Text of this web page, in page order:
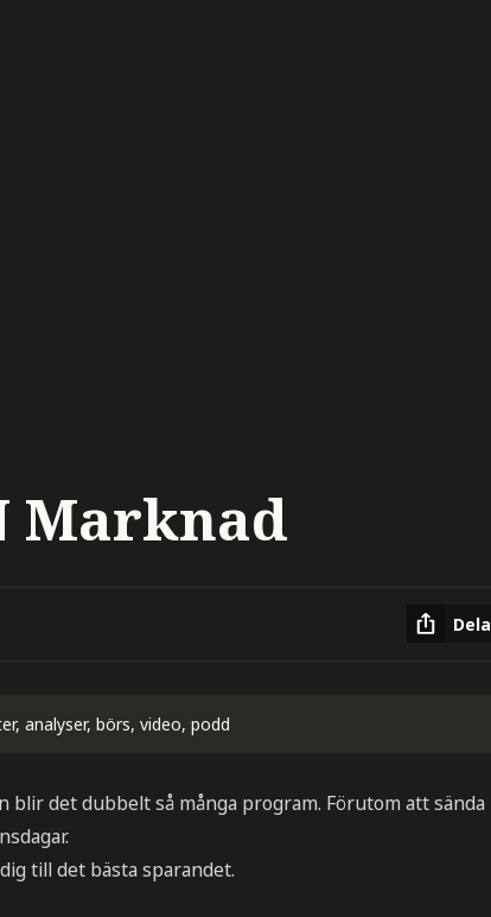
Marknad
Dela
analyser, börs, video, podd
det dubbelt så många program. Förutom att sända
till det bästa sparandet.